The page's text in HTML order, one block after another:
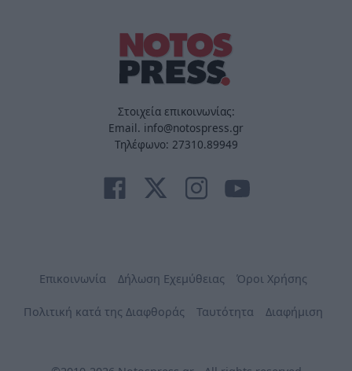
Στοιχεία επικοινωνίας:
Email. info@notospress.gr
Τηλέφωνο: 27310.89949
Επικοινωνία Δήλωση Εχεμύθειας Όροι Χρήσης
Πολιτική κατά της Διαφθοράς Ταυτότητα Διαφήμιση